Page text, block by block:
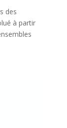
des
à partir